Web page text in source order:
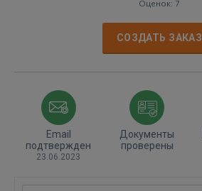
Оценок: 7
СОЗДАТЬ ЗАКАЗ
Email
подтвержден
23.06.2023
Документы
проверены